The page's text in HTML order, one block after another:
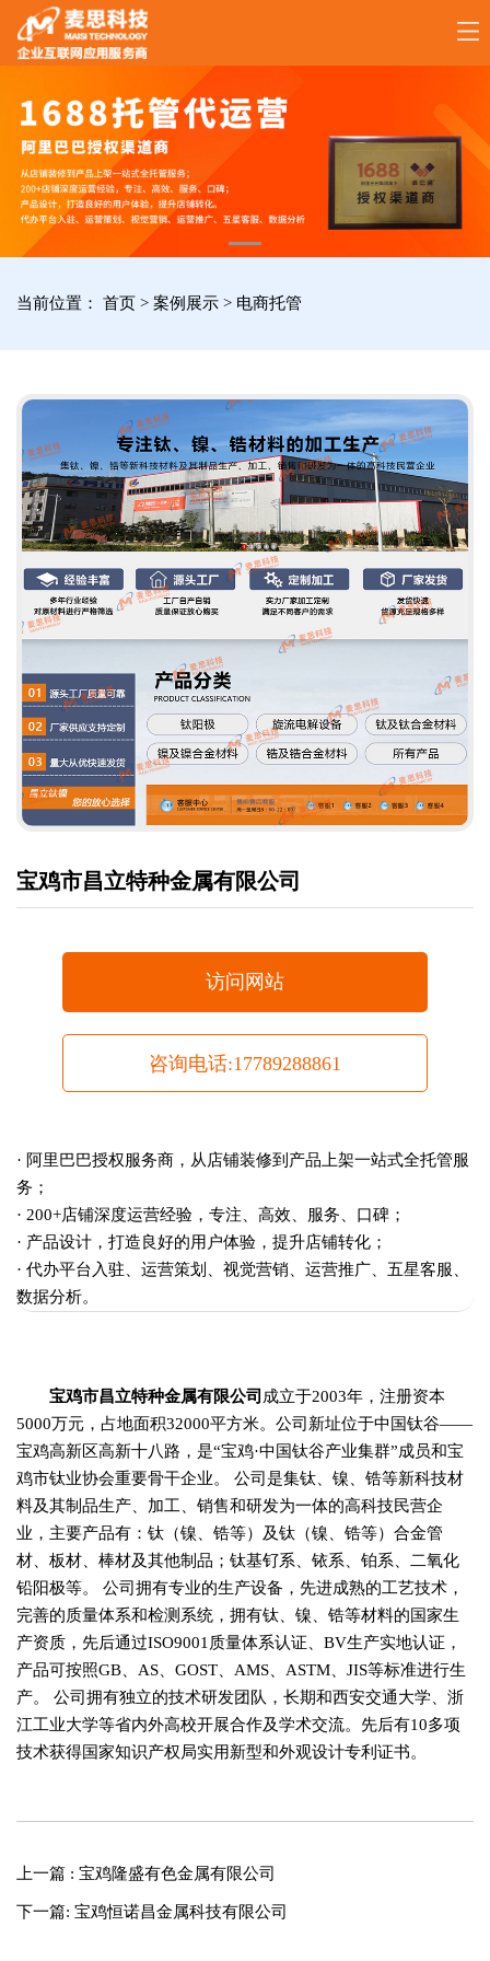
17789288861
当前位置：首页 >案例展示> 电商托管
宝鸡市昌立特种金属有限公司
访问网站
咨询电话:17789288861
· 阿里巴巴授权服务商，从店铺装修到产品上架一站式全托管服
务；
· 200+店铺深度运营经验，专注、高效、服务、口碑；
· 产品设计，打造良好的用户体验，提升店铺转化；
· 代办平台入驻、运营策划、视觉营销、运营推广、五星客服、
数据分析。
宝鸡市昌立特种金属有限公司 成立于2003年，注册资本
5000万元，占地面积32000平方米。公司新址位于中国钛谷——
宝鸡高新区高新十八路，是“宝鸡·中国钛谷产业集群”成员和宝
鸡市钛业协会重要骨干企业。 公司是集钛、镍、锆等新科技材
料及其制品生产、加工、销售和研发为一体的高科技民营企
业，主要产品有：钛（镍、锆等）及钛（镍、锆等）合金管
材、板材、棒材及其他制品；钛基钌系、铱系、铂系、二氧化
铅阳极等。 公司拥有专业的生产设备，先进成熟的工艺技术，
完善的质量体系和检测系统，拥有钛、镍、锆等材料的国家生
产资质，先后通过ISO9001质量体系认证、BV生产实地认证，
产品可按照GB、AS、GOST、AMS、ASTM、JIS等标准进行生
产。 公司拥有独立的技术研发团队，长期和西安交通大学、浙
江工业大学等省内外高校开展合作及学术交流。先后有10多项
技术获得国家知识产权局实用新型和外观设计专利证书。
上一篇 : 宝鸡隆盛有色金属有限公司
下一篇: 宝鸡恒诺昌金属科技有限公司